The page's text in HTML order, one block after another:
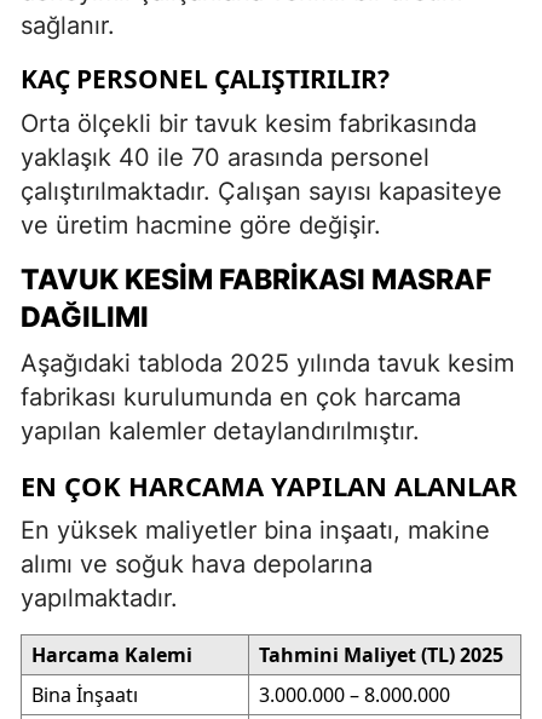
sağlanır.
KAÇ PERSONEL ÇALIŞTIRILIR?
Orta ölçekli bir tavuk kesim fabrikasında
yaklaşık 40 ile 70 arasında personel
çalıştırılmaktadır. Çalışan sayısı kapasiteye
ve üretim hacmine göre değişir.
TAVUK KESIM FABRIKASI MASRAF
DAĞILIMI
Aşağıdaki tabloda 2025 yılında tavuk kesim
fabrikası kurulumunda en çok harcama
yapılan kalemler detaylandırılmıştır.
EN ÇOK HARCAMA YAPILAN ALANLAR
En yüksek maliyetler bina inşaatı, makine
alımı ve soğuk hava depolarına
yapılmaktadır.
Harcama Kalemi
Tahmini Maliyet (TL) 2025
Bina İnşaatı
3.000.000 – 8.000.000